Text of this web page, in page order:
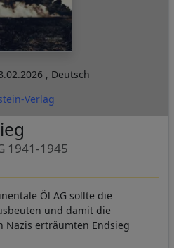
, Deutsch
Verlag
1941-1945
Öl AG sollte die
und damit die
Nazis erträumten Endsieg